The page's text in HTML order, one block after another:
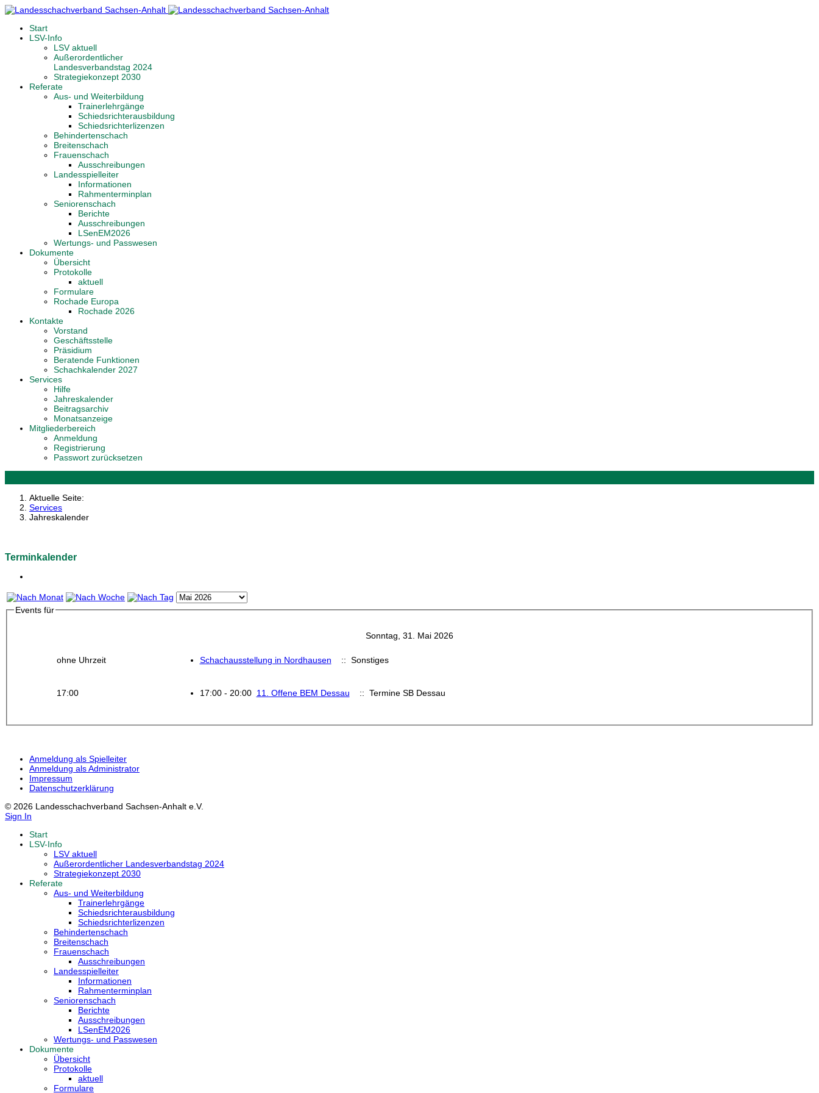
Start
LSV-Info
LSV aktuell
Außerordentlicher
Landesverbandstag 2024
Strategiekonzept 2030
Referate
Aus- und Weiterbildung
Trainerlehrgänge
Schiedsrichterausbildung
Schiedsrichterlizenzen
Behindertenschach
Breitenschach
Frauenschach
Ausschreibungen
Landesspielleiter
Informationen
Rahmenterminplan
Seniorenschach
Berichte
Ausschreibungen
LSenEM2026
Wertungs- und Passwesen
Dokumente
Übersicht
Protokolle
aktuell
Formulare
Rochade Europa
Rochade 2026
Kontakte
Vorstand
Geschäftsstelle
Präsidium
Beratende Funktionen
Schachkalender 2027
Services
Hilfe
Jahreskalender
Beitragsarchiv
Monatsanzeige
Mitgliederbereich
Anmeldung
Registrierung
Passwort zurücksetzen
Aktuelle Seite:
Services
Jahreskalender
Terminkalender
Events für
Sonntag, 31. Mai 2026
ohne Uhrzeit Schachausstellung in Nordhausen :: Sonstiges
17:00 17:00 - 20:00 11. Offene BEM Dessau :: Termine SB Dessau
Anmeldung als Spielleiter
Anmeldung als Administrator
Impressum
Datenschutzerklärung
© 2026 Landesschachverband Sachsen-Anhalt e.V.
Sign In
Start
LSV-Info
LSV aktuell
Außerordentlicher Landesverbandstag 2024
Strategiekonzept 2030
Referate
Aus- und Weiterbildung
Trainerlehrgänge
Schiedsrichterausbildung
Schiedsrichterlizenzen
Behindertenschach
Breitenschach
Frauenschach
Ausschreibungen
Landesspielleiter
Informationen
Rahmenterminplan
Seniorenschach
Berichte
Ausschreibungen
LSenEM2026
Wertungs- und Passwesen
Dokumente
Übersicht
Protokolle
aktuell
Formulare